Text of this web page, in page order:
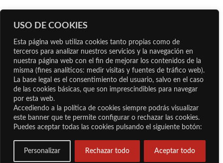
USO DE COOKIES
Esta página web utiliza cookies tanto propias como de
terceros para analizar nuestros servicios y la navegación en
nuestra página web con el fin de mejorar los contenidos de la
misma (fines analíticos: medir visitas y fuentes de tráfico web).
La base legal es el consentimiento del usuario, salvo en el caso
de las cookies básicas, que son imprescindibles para navegar
por esta web.
Accediendo a la política de cookies siempre podrás visualizar
este banner que te permite configurar o rechazar las cookies.
Puedes aceptar todas las cookies pulsando el siguiente botón:
Personalizar Rechazar todo Aceptar todo
LEGAL NOTICE
PRIVACY POLICY
COOKIE POLICY
© Prolanz Asesores Profesionales SLNE. All rights